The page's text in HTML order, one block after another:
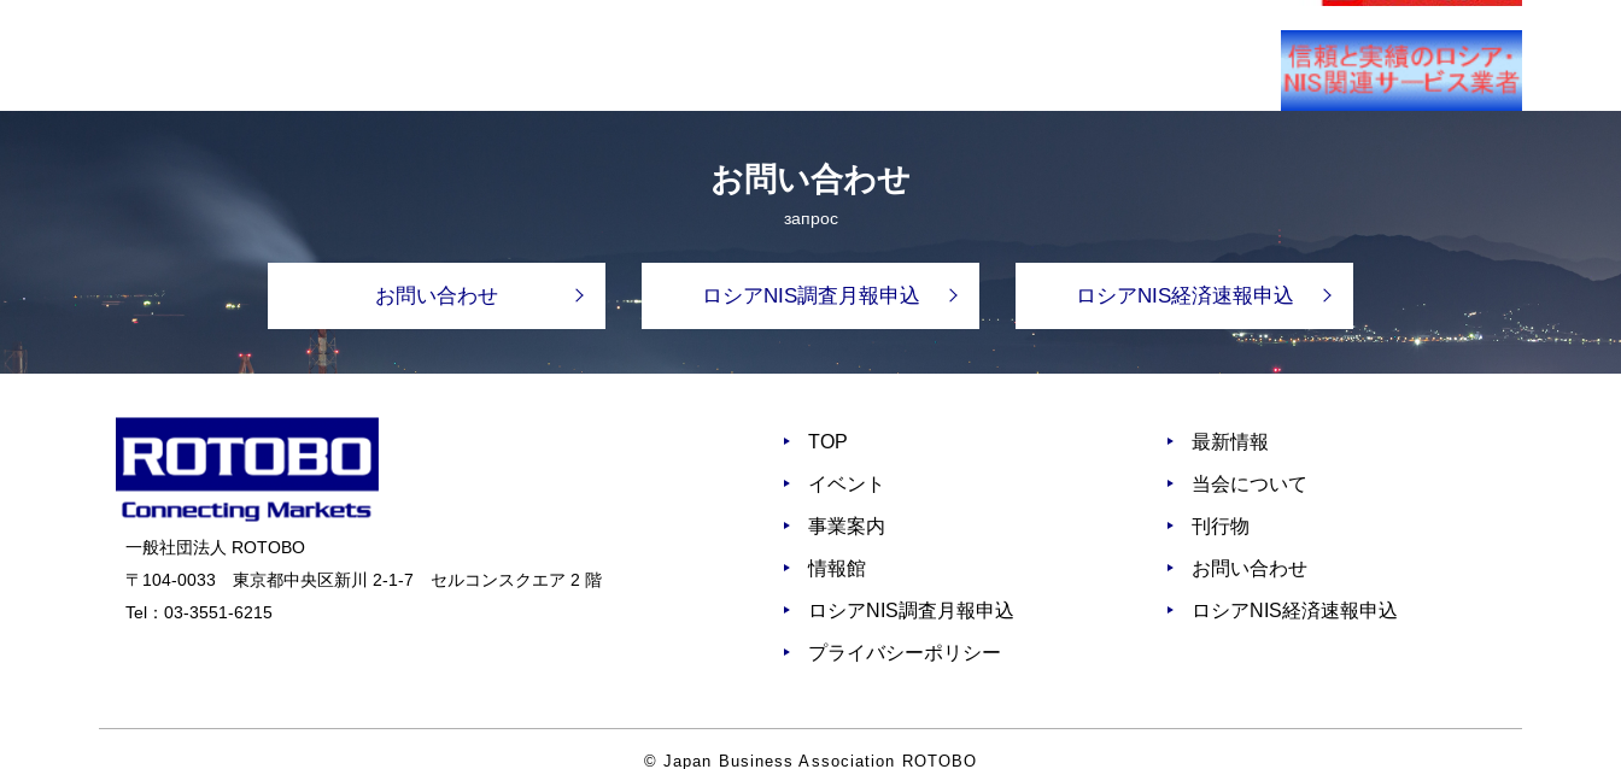
お問い合わせ
запрос
お問い合わせ ロシアNIS調査月報申込 ロシアNIS経済速報申込
一般社団法人 ROTOBO
〒104-0033 東京都中央区新川 2-1-7 セルコンスクエア 2 階
Tel： 03-3551-6215
TOP 最新情報
イベント 当会について
事業案内 刊行物
情報館 お問い合わせ
ロシアNIS調査月報申込 ロシアNIS経済速報申込
プライバシーポリシー
© Japan Business Association ROTOBO